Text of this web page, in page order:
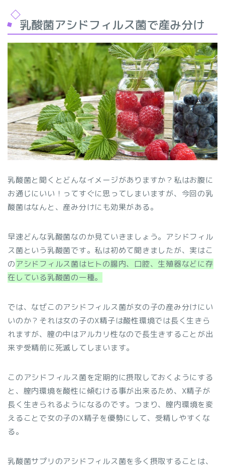
乳酸菌アシドフィルス菌で産み分け
乳酸菌と聞くとどんなイメージがありますか？私はお腹に
お通じにいい！ってすぐに思ってしまいますが、今回の乳
酸菌はなんと、産み分けにも効果がある。
早速どんな乳酸菌なのか見ていきましょう。アシドフィル
ス菌という乳酸菌です。私は初めて聞きましたが、実はこ
のアシドフィルス菌はヒトの腸内、口腔、生殖器などに存
在している乳酸菌の一種。
では、なぜこのアシドフィルス菌が女の子の産み分けにい
いのか？それは女の子のX精子は酸性環境では長く生きら
れますが、膣の中はアルカリ性なので長生きすることが出
来ず受精前に死滅してしまいます。
このアシドフィルス菌を定期的に摂取しておくようにする
と、膣内環境を酸性に傾むける事が出来るため、X精子が
長く生きられるようになるのです。つまり、膣内環境を変
えることで女の子のX精子を優勢にして、受精しやすくな
る。
乳酸菌サプリのアシドフィルス菌を多く摂取することは、